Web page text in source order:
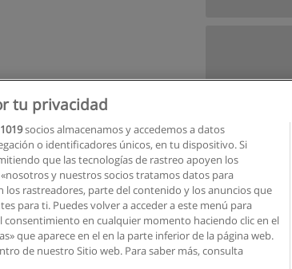
Reglas de uso
Copyright © Educaedu
tu privacidad
1019socios almacenamos y accedemos a datos
o identificadores únicos, en tu dispositivo. Si
que las tecnologías de rastreo apoyen los
y nuestros socios tratamos datos para
los rastreadores, parte del contenido y los anuncios que
para ti. Puedes volver a acceder a este menú para
en cualquier momento haciendo clic en el
que aparece en el en la parte inferior de la página web.
de nuestro Sitio web. Para saber más, consulta